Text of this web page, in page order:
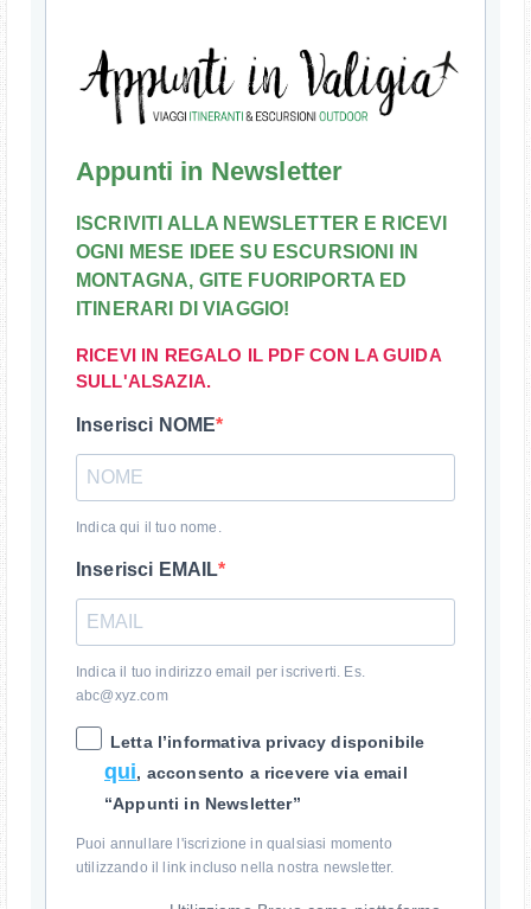
Appunti in Newsletter
ISCRIVITI ALLA NEWSLETTER E RICEVI
OGNI MESE IDEE SU ESCURSIONI IN
MONTAGNA, GITE FUORIPORTA ED
ITINERARI DI VIAGGIO!
RICEVI IN REGALO IL PDF CON LA GUIDA
SULL'ALSAZIA.
Inserisci NOME
Indica qui il tuo nome.
Inserisci EMAIL
Indica il tuo indirizzo email per iscriverti. Es.
abc@xyz.com
Letta l’informativa privacy disponibile
qui, acconsento a ricevere via email
“Appunti in Newsletter”
Puoi annullare l'iscrizione in qualsiasi momento
utilizzando il link incluso nella nostra newsletter.